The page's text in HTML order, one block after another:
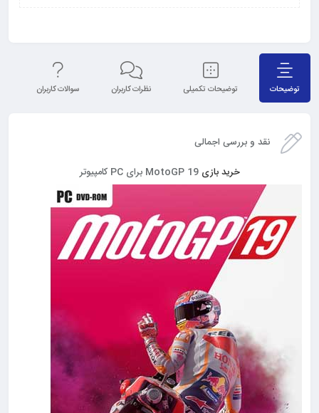
توضیحات توضیحات تکمیلی نظرات کاربران سوالات کاربران
نقد و بررسی اجمالی
خرید بازی MotoGP 19 برای PC کامپیوتر